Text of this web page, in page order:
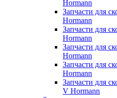
Hormann
Запчасти для
Hormann
Запчасти для
Hormann
Запчасти для
Hormann
Запчасти для
Hormann
Запчасти для
V Hormann